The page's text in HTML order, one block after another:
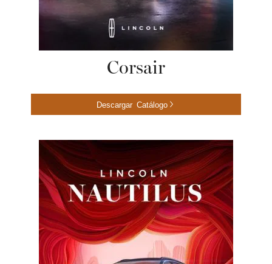
Corsair
Descargar Catálogo